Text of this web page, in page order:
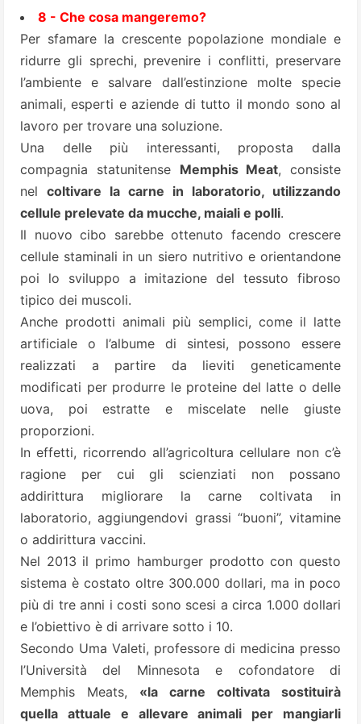
8 - Che cosa mangeremo?
Per sfamare la crescente popolazione mondiale e
ridurre gli sprechi, prevenire i conflitti, preservare
l’ambiente e salvare dall’estinzione molte specie
animali, esperti e aziende di tutto il mondo sono al
lavoro per trovare una soluzione.
Una delle più interessanti, proposta dalla
compagnia statunitense Memphis Meat, consiste
nel coltivare la carne in laboratorio, utilizzando
cellule prelevate da mucche, maiali e polli.
Il nuovo cibo sarebbe ottenuto facendo crescere
cellule staminali in un siero nutritivo e orientandone
poi lo sviluppo a imitazione del tessuto fibroso
tipico dei muscoli.
Anche prodotti animali più semplici, come il latte
artificiale o l’albume di sintesi, possono essere
realizzati a partire da lieviti geneticamente
modificati per produrre le proteine del latte o delle
uova, poi estratte e miscelate nelle giuste
proporzioni.
In effetti, ricorrendo all’agricoltura cellulare non c’è
ragione per cui gli scienziati non possano
addirittura migliorare la carne coltivata in
laboratorio, aggiungendovi grassi “buoni”, vitamine
o addirittura vaccini.
Nel 2013 il primo hamburger prodotto con questo
sistema è costato oltre 300.000 dollari, ma in poco
più di tre anni i costi sono scesi a circa 1.000 dollari
e l’obiettivo è di arrivare sotto i 10.
Secondo Uma Valeti, professore di medicina presso
l’Università del Minnesota e cofondatore di
Memphis Meats, «la carne coltivata sostituirà
quella attuale e allevare animali per mangiarli